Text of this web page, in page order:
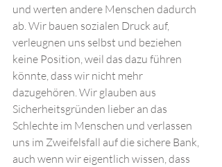
und werten andere Menschen dadurch
ab. Wir bauen sozialen Druck auf,
verleugnen uns selbst und beziehen
keine Position, weil das dazu führen
könnte, dass wir nicht mehr
dazugehören. Wir glauben aus
Sicherheitsgründen lieber an das
Schlechte im Menschen und verlassen
uns im Zweifelsfall auf die sichere Bank,
auch wenn wir eigentlich wissen, dass